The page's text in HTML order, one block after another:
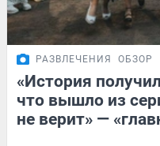
РАЗВЛЕЧЕНИЯ ОБЗОР
«История
что вышло из
не верит» —